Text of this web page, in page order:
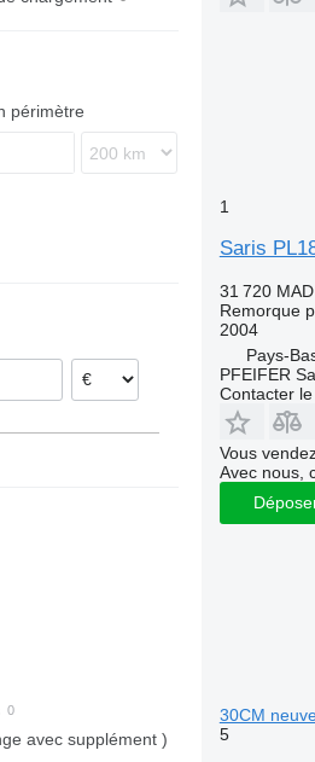
périmètre
avec supplément )
1
Saris
31 720 MAD
Remorque
2004
Pays-
PFEIFER
Contacter
Vous
Avec nous,
30CM
5